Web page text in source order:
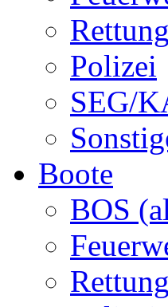
Polizei
SEG/
Boote
BOS